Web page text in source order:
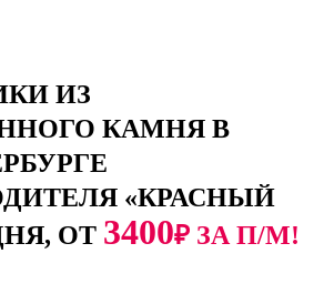
ИЗ
КАМНЯ В
«КРАСНЫЙ
ОТ 3400₽ ЗА П/М!